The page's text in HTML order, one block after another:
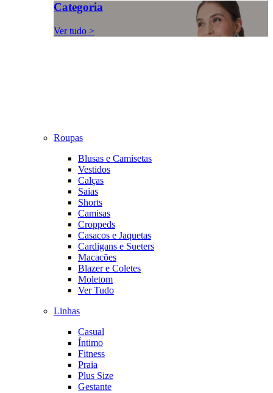
Categoria
Ver tudo >
Roupas
Blusas e Camisetas
Vestidos
Calças
Saias
Shorts
Camisas
Croppeds
Casacos e Jaquetas
Cardigans e Sueters
Macacões
Blazer e Coletes
Moletom
Ver Tudo
Linhas
Casual
Íntimo
Fitness
Praia
Plus Size
Gestante